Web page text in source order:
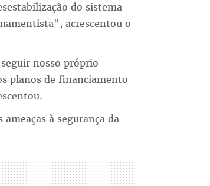
do sistema
acrescentou o
nosso próprio
planos de financiamento
à segurança da